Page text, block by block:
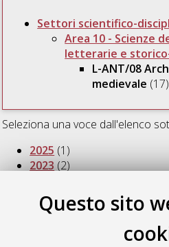
Questo sito
Settori scientifico-
Area 10 - Scienze
letterarie e
L-ANT/08
medievale (17)
Seleziona una voce dall'elenco
2025 (1)
2023(2)
2018
2017(3)